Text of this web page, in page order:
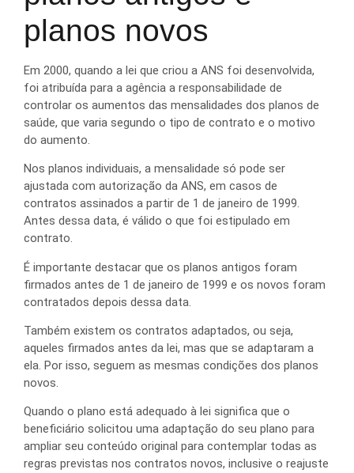
planos novos
Em 2000, quando a lei que criou a ANS foi desenvolvida,
foi atribuída para a agência a responsabilidade de
controlar os aumentos das mensalidades dos planos de
saúde, que varia segundo o tipo de contrato e o motivo
do aumento.
Nos planos individuais, a mensalidade só pode ser
ajustada com autorização da ANS, em casos de
contratos assinados a partir de 1 de janeiro de 1999.
Antes dessa data, é válido o que foi estipulado em
contrato.
É importante destacar que os planos antigos foram
firmados antes de 1 de janeiro de 1999 e os novos foram
contratados depois dessa data.
Também existem os contratos adaptados, ou seja,
aqueles firmados antes da lei, mas que se adaptaram a
ela. Por isso, seguem as mesmas condições dos planos
novos.
Quando o plano está adequado à lei significa que o
beneficiário solicitou uma adaptação do seu plano para
ampliar seu conteúdo original para contemplar todas as
regras previstas nos contratos novos, inclusive o reajuste